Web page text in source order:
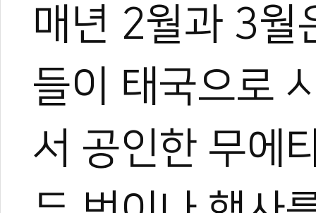
매년 2월과 3월
들이 태국으로
서 공인한 무에